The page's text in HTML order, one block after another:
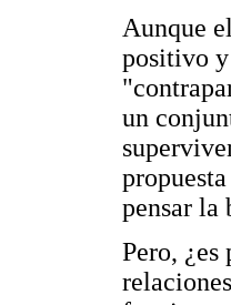
Aunque
positivo
un
pensar la
Pero,